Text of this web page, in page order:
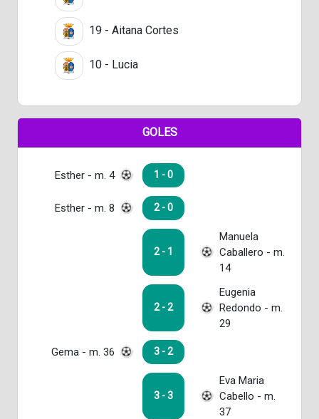
19 - Aitana Cortes
10 - Lucia
GOLES
Esther - m. 4 1 - 0
Esther - m. 8 2 - 0
2 - 1
Manuela
Caballero - m.
14
2 - 2
Eugenia
Redondo - m.
29
Gema - m. 36 3 - 2
3 - 3
Eva Maria
Cabello - m.
37